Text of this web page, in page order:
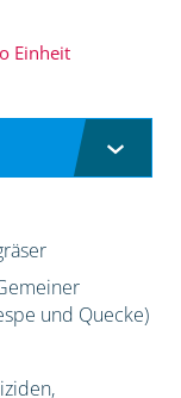
Einheit
und Quecke)